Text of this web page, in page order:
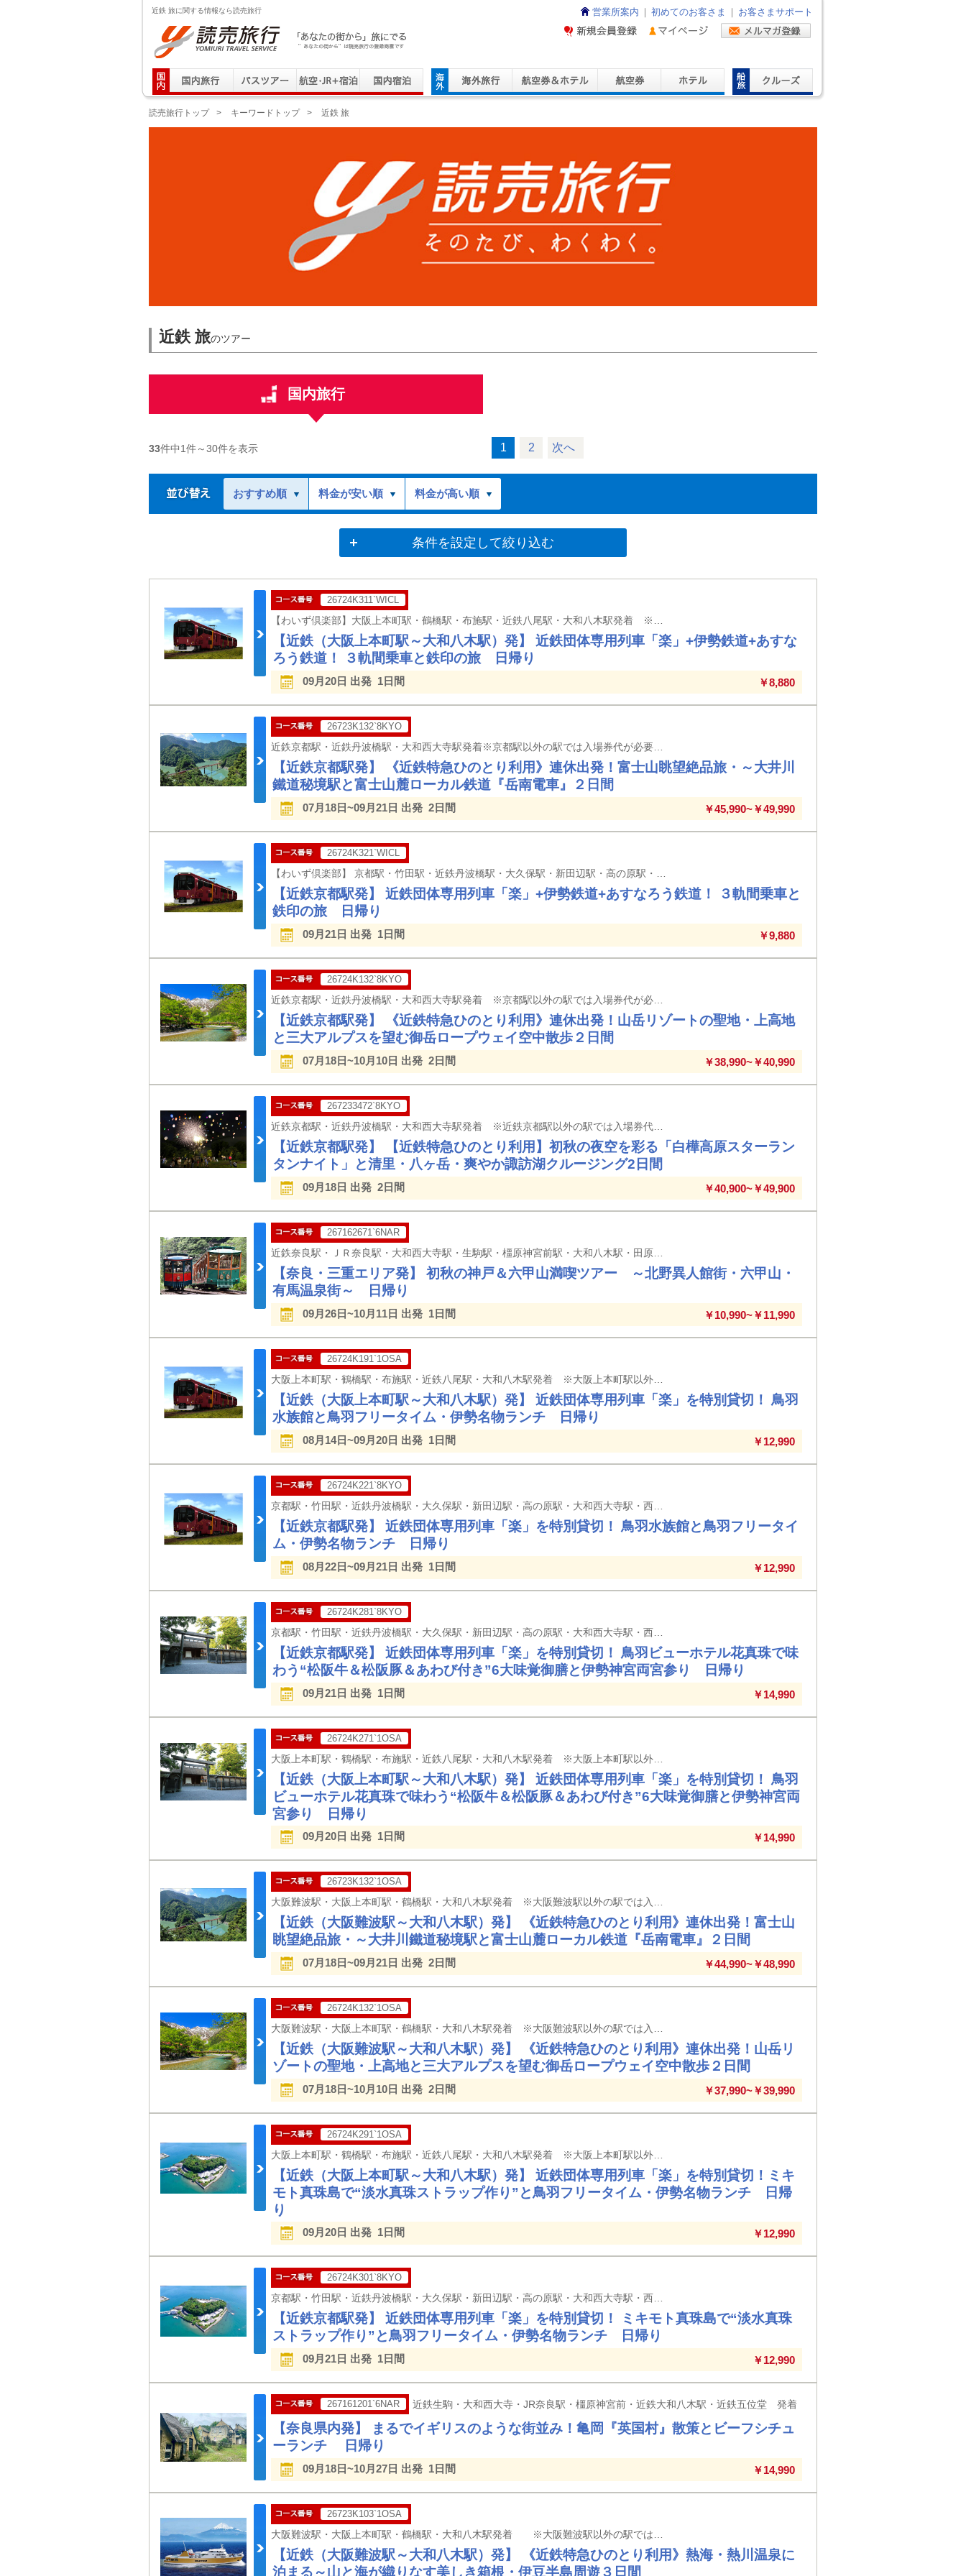
近鉄 旅に関する情報なら読売旅行
読売旅行 「あなたの街から」旅にでる｜Yomiuri Travel Service
営業所案内 初めてのお客さま お客さまサポート
読売旅行トップ > キーワードトップ > 近鉄 旅
近鉄 旅のツアー
国内旅行
33件中1件～30件を表示 1 2 次へ
おすすめ順 料金が安い順 料金が高い順
条件を設定して絞り込む
26724K311`WICL
【近鉄（大阪上本町駅～大和八木駅）発】 近鉄団体専用列⾞「楽」+伊勢鉄道+あすな
ろう鉄道！ ３軌間乗車と鉄印の旅 日帰り
09月20日 出発 1日間 ￥8,880
26723K132`8KYO
【近鉄京都駅発】 《近鉄特急ひのとり利用》連休出発！富士山眺望絶品旅・～大井川
鐵道秘境駅と富士山麓ローカル鉄道『岳南電車』２日間
07月18日~09月21日 出発 2日間 ￥45,990~￥49,990
26724K321`WICL
【近鉄京都駅発】 近鉄団体専用列⾞「楽」+伊勢鉄道+あすなろう鉄道！ ３軌間乗車と
鉄印の旅 日帰り
09月21日 出発 1日間 ￥9,880
26724K132`8KYO
【近鉄京都駅発】 《近鉄特急ひのとり利用》連休出発！山岳リゾートの聖地・上高地
と三大アルプスを望む御岳ロープウェイ空中散歩２日間
07月18日~10月10日 出発 2日間 ￥38,990~￥40,990
267233472`8KYO
【近鉄京都駅発】 【近鉄特急ひのとり利用】初秋の夜空を彩る「白樺高原スターラン
タンナイト」と清里・八ヶ岳・爽やか諏訪湖クルージング2日間
09月18日 出発 2日間 ￥40,900~￥49,900
267162671`6NAR
【奈良・三重エリア発】 初秋の神戸＆六甲山満喫ツアー ～北野異人館街・六甲山・
有馬温泉街～ 日帰り
09月26日~10月11日 出発 1日間 ￥10,990~￥11,990
26724K191`1OSA
【近鉄（大阪上本町駅～大和八木駅）発】 近鉄団体専用列⾞「楽」を特別貸切！ ⿃⽻
⽔族館と⿃⽻フリータイム・伊勢名物ランチ ⽇帰り
08月14日~09月20日 出発 1日間 ￥12,990
26724K221`8KYO
【近鉄京都駅発】 近鉄団体専用列⾞「楽」を特別貸切！ ⿃⽻⽔族館と⿃⽻フリータイ
ム・伊勢名物ランチ ⽇帰り
08月22日~09月21日 出発 1日間 ￥12,990
26724K281`8KYO
【近鉄京都駅発】 近鉄団体専用列⾞「楽」を特別貸切！ 鳥羽ビューホテル花真珠で味
わう“松阪牛＆松阪豚＆あわび付き”6大味覚御膳と伊勢神宮両宮参り ⽇帰り
09月21日 出発 1日間 ￥14,990
26724K271`1OSA
【近鉄（大阪上本町駅～大和八木駅）発】 近鉄団体専用列⾞「楽」を特別貸切！ 鳥羽
ビューホテル花真珠で味わう“松阪牛＆松阪豚＆あわび付き”6大味覚御膳と伊勢神宮両
宮参り ⽇帰り
09月20日 出発 1日間 ￥14,990
26723K132`1OSA
【近鉄（大阪難波駅～大和八木駅）発】 《近鉄特急ひのとり利用》連休出発！富士山
眺望絶品旅・～大井川鐵道秘境駅と富士山麓ローカル鉄道『岳南電車』２日間
07月18日~09月21日 出発 2日間 ￥44,990~￥48,990
26724K132`1OSA
【近鉄（大阪難波駅～大和八木駅）発】 《近鉄特急ひのとり利用》連休出発！山岳リ
ゾートの聖地・上高地と三大アルプスを望む御岳ロープウェイ空中散歩２日間
07月18日~10月10日 出発 2日間 ￥37,990~￥39,990
26724K291`1OSA
【近鉄（大阪上本町駅～大和八木駅）発】 近鉄団体専用列⾞「楽」を特別貸切！ミキ
モト真珠島で“淡水真珠ストラップ作り”と⿃⽻フリータイム・伊勢名物ランチ ⽇帰
り
09月20日 出発 1日間 ￥12,990
26724K301`8KYO
【近鉄京都駅発】 近鉄団体専用列⾞「楽」を特別貸切！ ミキモト真珠島で“淡水真珠
ストラップ作り”と⿃⽻フリータイム・伊勢名物ランチ ⽇帰り
09月21日 出発 1日間 ￥12,990
267161201`6NAR 近鉄生駒・大和西大寺・JR奈良駅・橿原神宮前・近鉄大和八木駅・近鉄五位堂 発着
【奈良県内発】 まるでイギリスのような街並み！亀岡『英国村』散策とビーフシチュ
ーランチ 日帰り
09月18日~10月27日 出発 1日間 ￥14,990
26723K103`1OSA
【近鉄（大阪難波駅～大和八木駅）発】 《近鉄特急ひのとり利用》熱海・熱川温泉に
泊まる～山と海が織りなす美しき箱根・伊豆半島周遊３日間